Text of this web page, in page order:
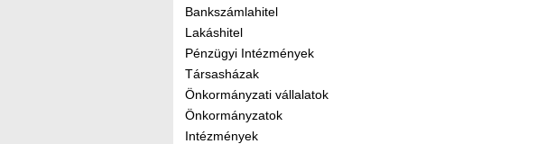
Bankszámlahitel
Lakáshitel
Pénzügyi Intézmények
Társasházak
Önkormányzati vállalatok
Önkormányzatok
Intézmények